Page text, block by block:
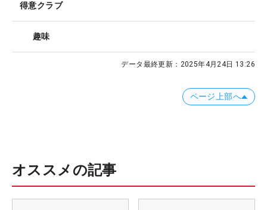
得意クラブ
趣味
データ最終更新： 2025年4月24日 13:26
ページ上部へ
オススメの記事